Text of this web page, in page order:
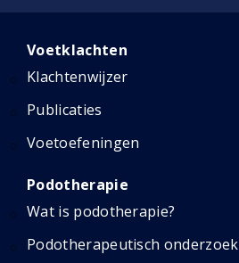
Voetklachten
Klachtenwijzer
Publicaties
Voetoefeningen
Podotherapie
Wat is podotherapie?
Podotherapeutisch onderzoek